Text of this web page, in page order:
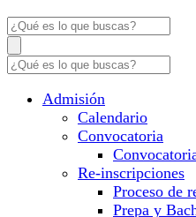
Admisión
Calendario
Convocatoria
Re-inscripciones
Proceso de
Prepa y